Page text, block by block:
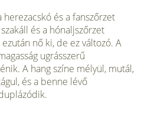
és a fanszőrzet
és a hónaljszőrzet
nő ki, de ez változó. A
ugrásszerű
A hang színe mélyül, mutál,
és a benne lévő